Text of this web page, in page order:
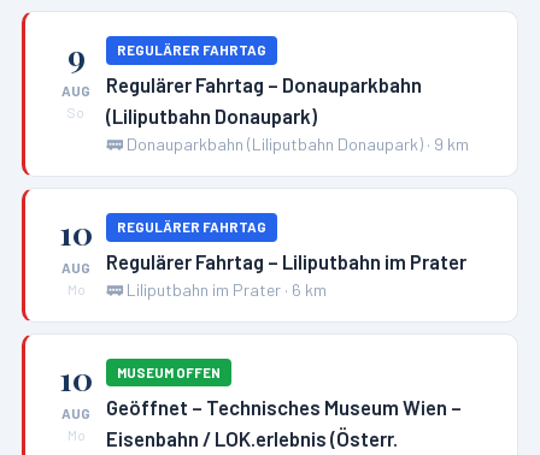
9
AUG
So
REGULÄRER FAHRTAG
Regulärer Fahrtag – Donauparkbahn
(Liliputbahn Donaupark)
🚃 Donauparkbahn (Liliputbahn Donaupark) · 9 km
10
AUG
Mo
REGULÄRER FAHRTAG
Regulärer Fahrtag – Liliputbahn im Prater
🚃 Liliputbahn im Prater · 6 km
10
AUG
Mo
MUSEUM OFFEN
Geöffnet – Technisches Museum Wien –
Eisenbahn / LOK.erlebnis (Österr.